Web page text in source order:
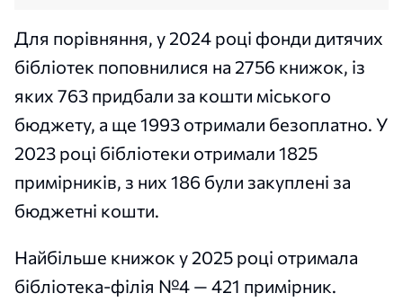
Для порівняння, у 2024 році фонди дитячих
бібліотек поповнилися на 2756 книжок, із
яких 763 придбали за кошти міського
бюджету, а ще 1993 отримали безоплатно. У
2023 році бібліотеки отримали 1825
примірників, з них 186 були закуплені за
бюджетні кошти.
Найбільше книжок у 2025 році отримала
бібліотека-філія №4 — 421 примірник.